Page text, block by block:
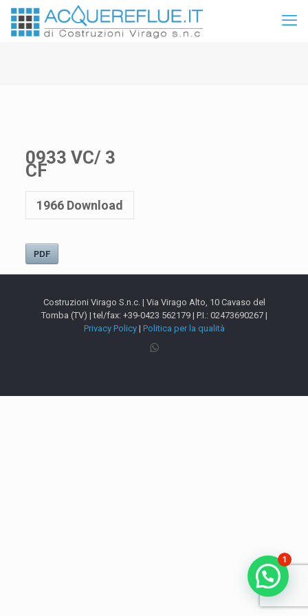
0933 VC/ 3
CF
1966Download
PDF
Costruzioni Virago S.n.c. | Via Virago Alto, 10 Cavaso del
Tomba (TV) | tel/fax: +39-0423 562179 | P.I.: 02473690267 |
Privacy Policy| Politica per la qualità
1